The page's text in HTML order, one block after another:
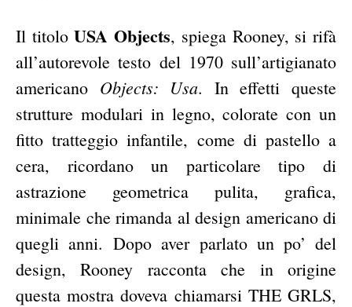
Il titoloUSA Objects, spiega Rooney, si rifà
all’autorevole testo del 1970 sull’artigianato
americano Objects: Usa. In effetti queste
strutture modulari in legno, colorate con un
fitto tratteggio infantile, come di pastello a
cera, ricordano un particolare tipo di
astrazione geometrica pulita, grafica,
minimale che rimanda al design americano di
quegli anni. Dopo aver parlato un po’ del
design, Rooney racconta che in origine
questa mostra doveva chiamarsi THE GRLS,